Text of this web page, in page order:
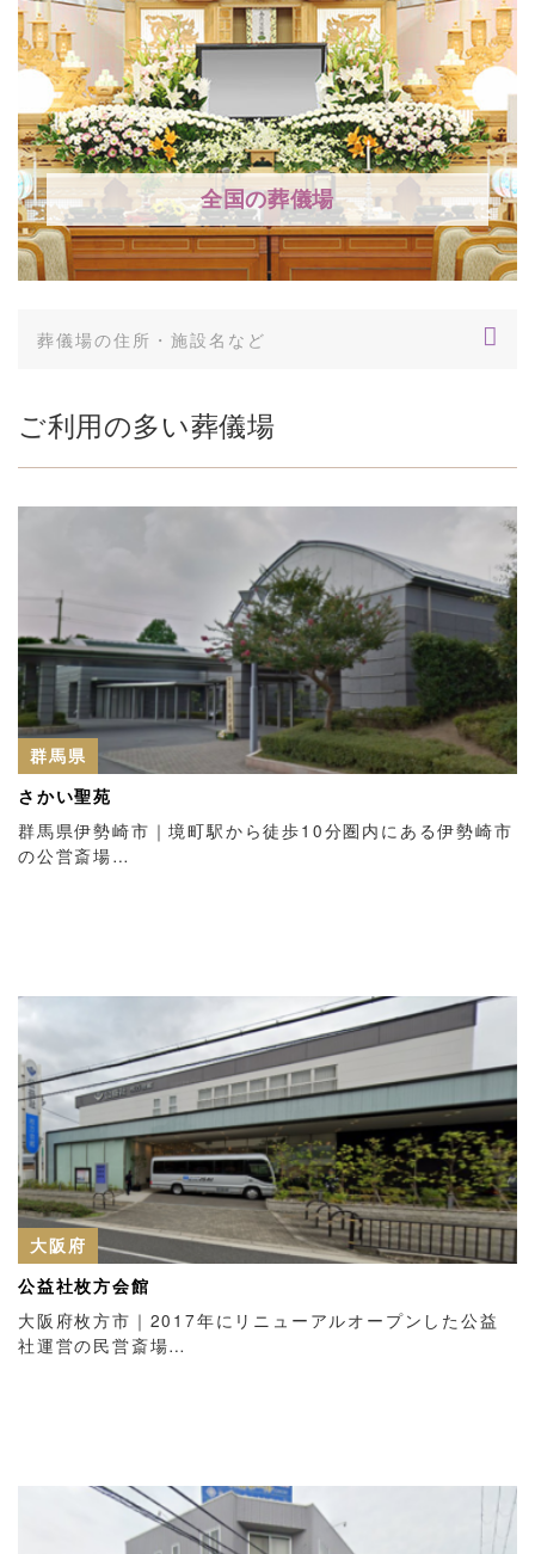
全国の葬儀場
ご利用の多い葬儀場
群馬県
さかい聖苑
群馬県伊勢崎市｜境町駅から徒歩10分圏内にある伊勢崎市
の公営斎場…
大阪府
公益社枚方会館
大阪府枚方市｜2017年にリニューアルオープンした公益
社運営の民営斎場…